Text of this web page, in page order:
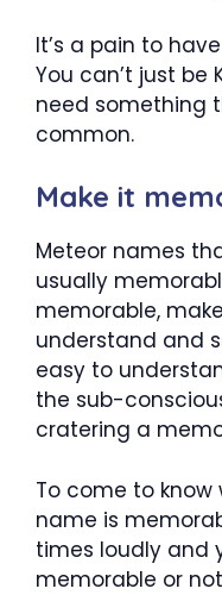
It’s a pain to
You can’t just be
need something
common.
Make it
Meteor names
usually
memorable,
understand and
easy to
the sub-
cratering a
To come to
name is
times loudly and
memorable or